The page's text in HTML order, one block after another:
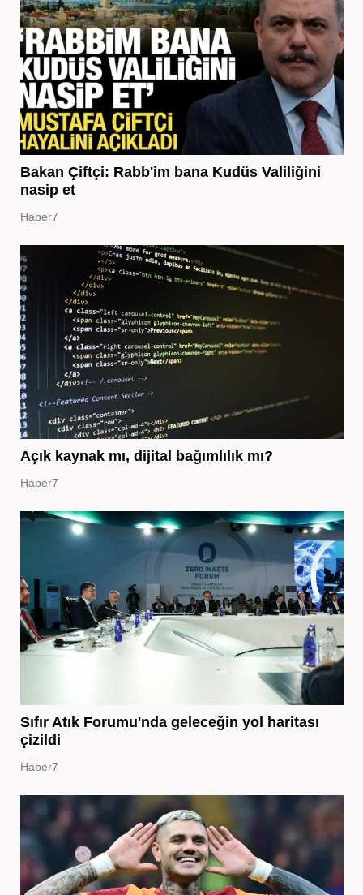
Bakan Çiftçi: Rabb'im bana Kudüs Valiliğini
nasip et
Haber7
Açık kaynak mı, dijital bağımlılık mı?
Haber7
Sıfır Atık Forumu'nda geleceğin yol haritası
çizildi
Haber7